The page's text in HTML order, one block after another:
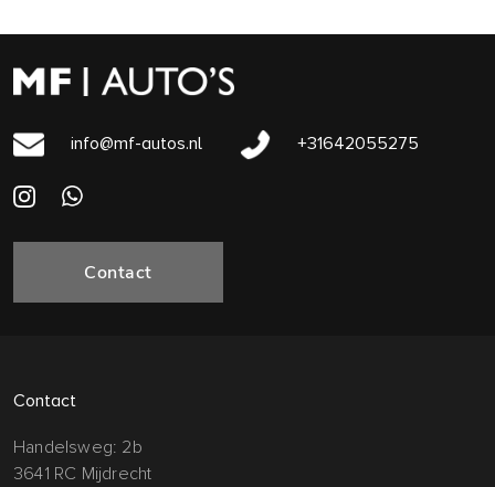
info@mf-autos.nl +31642055275
Contact
Contact
Handelsweg: 2b
3641 RC Mijdrecht